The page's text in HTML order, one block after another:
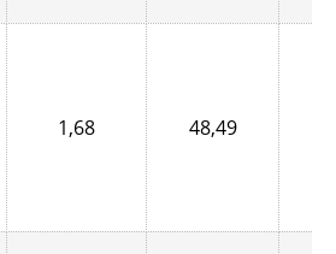
1,68 48,49